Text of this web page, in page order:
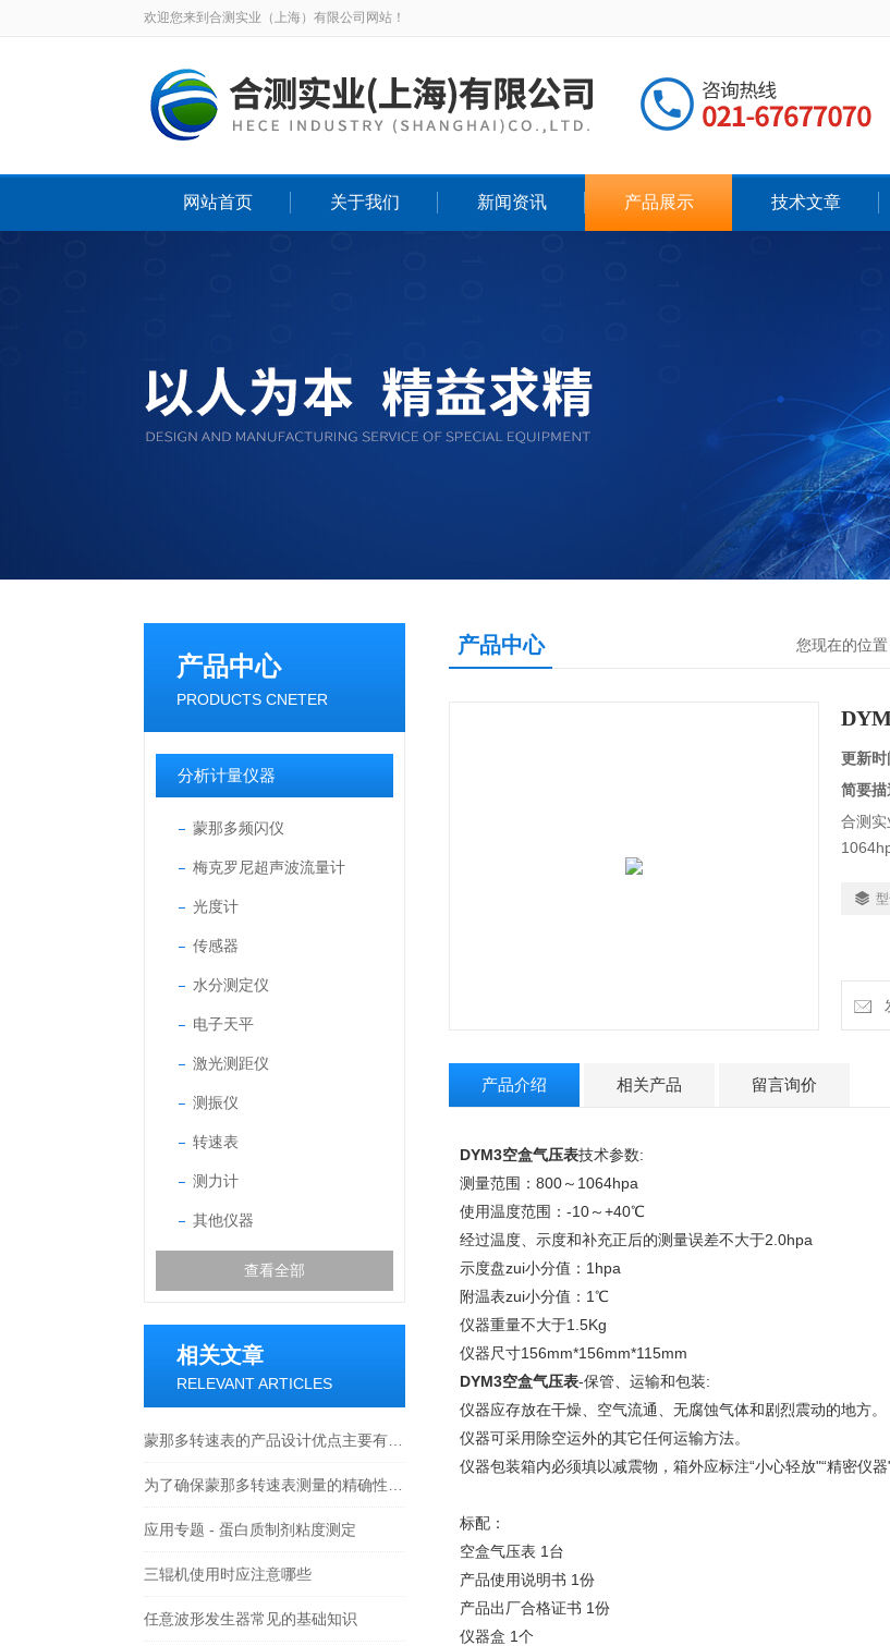
欢迎您来到合测实业（上海）有限公司网站！
网站首页 关于我们 新闻资讯 产品展示 技术文章
产品中心
PRODUCTS CNETER
分析计量仪器
蒙那多频闪仪
梅克罗尼超声波流量计
光度计
传感器
水分测定仪
电子天平
激光测距仪
测振仪
转速表
测力计
其他仪器
查看全部
相关文章
RELEVANT ARTICLES
应用专题 - 蛋白质制剂粘度测定
三辊机使用时应注意哪些
任意波形发生器常见的基础知识
产品中心 您现在的位置
更新时
简要描
合测
域，型
产品介绍 相关产品 留言询价
DYM3空盒气压表技术参数:
测量范围：800～1064hpa
使用温度范围：-10～+40℃
经过温度、示度和补充正后的测量误差不大于2.0hpa
示度盘zui小分值：1hpa
附温表zui小分值：1℃
仪器重量不大于1.5Kg
仪器尺寸156mm*156mm*115mm
DYM3空盒气压表-保管、运输和包装:
仪器应存放在干燥、空气流通、无腐蚀气体和剧烈震动的地方。
仪器可采用除空运外的其它任何运输方法。
仪器包装箱内必须填以减震物，箱外应标注“小心轻放"“精密仪器
标配：
空盒气压表 1台
产品使用说明书 1份
产品出厂合格证书 1份
仪器盒 1个